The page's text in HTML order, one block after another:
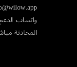
واتساب
المحادثة